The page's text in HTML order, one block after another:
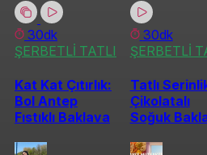
30dk
ŞERBETLİ TATLI
Kat Kat Çıtırlık:
Bol Antep
Fıstıklı Baklava
30dk
ŞERBETLİ
Tatlı
Çikolatalı
Soğuk